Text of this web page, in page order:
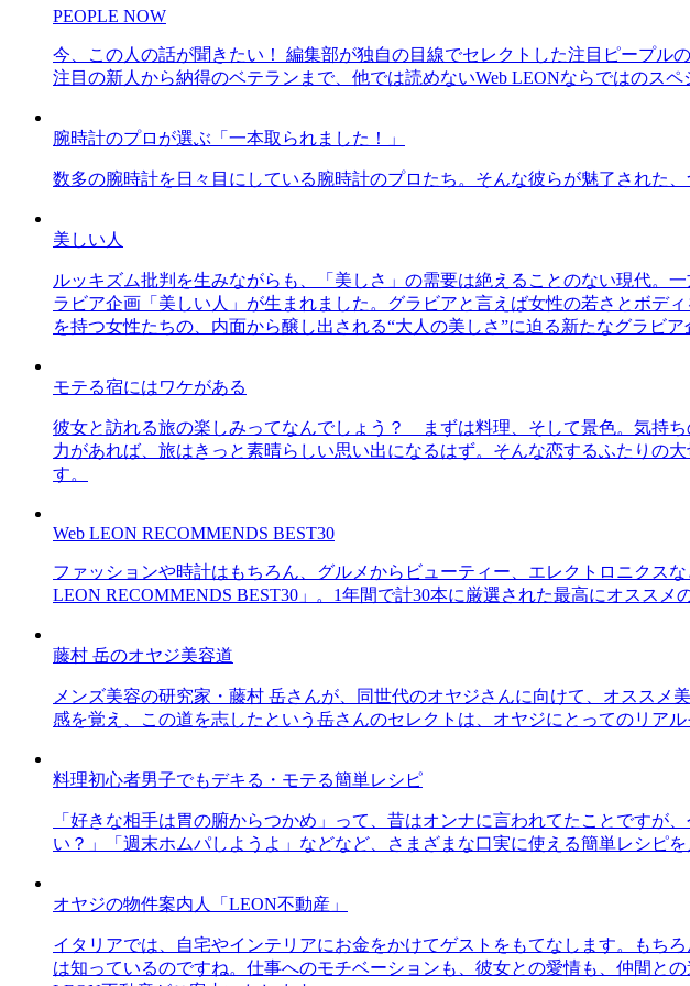
PEOPLE NOW
今、この人の話が聞きたい！ 編集部が独自の目線でセレクトした注目ピープル
注目の新人から納得のベテランまで、他では読めないWeb LEONならではのスペ
腕時計のプロが選ぶ「一本取られました！」
数多の腕時計を日々目にしている腕時計のプロたち。そんな彼らが魅了された
美しい人
ルッキズム批判を生みながらも、「美しさ」の需要は絶えることのない現代。
ラビア企画「美しい人」が生まれました。グラビアと言えば女性の若さとボデ
を持つ女性たちの、内面から醸し出される“大人の美しさ”に迫る新たなグラビア
モテる宿にはワケがある
彼女と訪れる旅の楽しみってなんでしょう？ まずは料理、そして景色。気持
力があれば、旅はきっと素晴らしい思い出になるはず。そんな恋するふたりの
す。
Web LEON RECOMMENDS BEST30
ファッションや時計はもちろん、グルメからビューティー、エレクトロニクス
LEON RECOMMENDS BEST30」。1年間で計30本に厳選された最高にオススメ
藤村 岳のオヤジ美容道
メンズ美容の研究家・藤村 岳さんが、同世代のオヤジさんに向けて、オスス
感を覚え、この道を志したという岳さんのセレクトは、オヤジにとってのリアル
料理初心者男子でもデキる・モテる簡単レシピ
「好きな相手は胃の腑からつかめ」って、昔はオンナに言われてたことです
い？」「週末ホムパしようよ」などなど、さまざまな口実に使える簡単レシピを
オヤジの物件案内人「LEON不動産」
イタリアでは、自宅やインテリアにお金をかけてゲストをもてなします。もち
は知っているのですね。仕事へのモチベーションも、彼女との愛情も、仲間と